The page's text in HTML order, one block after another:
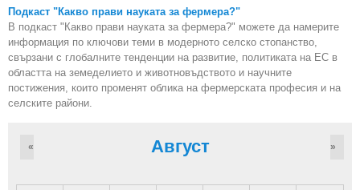
Подкаст "Какво прави науката за фермера?"
В подкаст "Какво прави науката за фермера?" можете да намерите
информация по ключови теми в модерното селско стопанство,
свързани с глобалните тенденции на развитие, политиката на ЕС в
областта на земеделието и животновъдството и научните
постижения, които променят облика на фермерската професия и на
селските райони.
Август
« »